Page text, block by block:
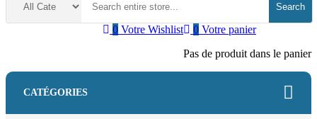
Search
0 Votre panier
Pas de produit dans le panier
0 Votre Wishlist
CATÉGORIES